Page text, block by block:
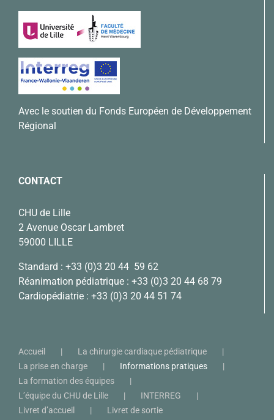
Avec le soutien du Fonds Européen de Développement
Régional
CONTACT
CHU de Lille
2 Avenue Oscar Lambret
59000 LILLE
Standard : +33 (0)3 20 44 59 62
Réanimation pédiatrique : +33 (0)3 20 44 68 79
Cardiopédiatrie : +33 (0)3 20 44 51 74
Accueil
La chirurgie cardiaque pédiatrique
La prise en charge
Informations pratiques
La formation des équipes
L’équipe du CHU de Lille
INTERREG
Livret d’accueil
Livret de sortie